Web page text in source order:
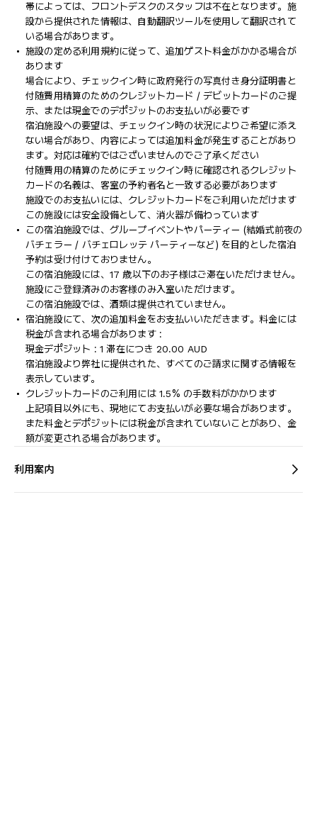
帯によっては、フロントデスクのスタッフは不在となります。施
設から提供された情報は、自動翻訳ツールを使用して翻訳されて
いる場合があります。
施設の定める利用規約に従って、追加ゲスト料金がかかる場合が
あります
場合により、チェックイン時に政府発行の写真付き身分証明書と
付随費用精算のためのクレジットカード / デビットカードのご提
示、または現金でのデポジットのお支払いが必要です
宿泊施設への要望は、チェックイン時の状況によりご希望に添え
ない場合があり、内容によっては追加料金が発生することがあり
ます。対応は確約ではございませんのでご了承ください
付随費用の精算のためにチェックイン時に確認されるクレジット
カードの名義は、客室の予約者名と一致する必要があります
施設でのお支払いには、クレジットカードをご利用いただけます
この施設には安全設備として、消火器が備わっています
この宿泊施設では、グループイベントやパーティー (結婚式前夜の
バチェラー / バチェロレッテ パーティーなど) を目的とした宿泊
予約は受け付けておりません。
この宿泊施設には、17 歳以下のお子様はご滞在いただけません。
施設にご登録済みのお客様のみ入室いただけます。
この宿泊施設では、酒類は提供されていません。
宿泊施設にて、次の追加料金をお支払いいただきます。料金には
税金が含まれる場合があります :
現金デポジット : 1 滞在につき 20.00 AUD
宿泊施設より弊社に提供された、すべてのご請求に関する情報を
表示しています。
クレジットカードのご利用には 1.5% の手数料がかかります
上記項目以外にも、現地にてお支払いが必要な場合があります。
また料金とデポジットには税金が含まれていないことがあり、金
額が変更される場合があります。
利用案内